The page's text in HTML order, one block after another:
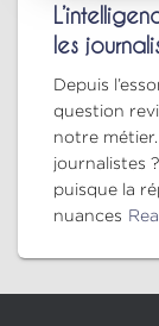
les
Depuis
question
notre
journalistes
puisque la
nuances